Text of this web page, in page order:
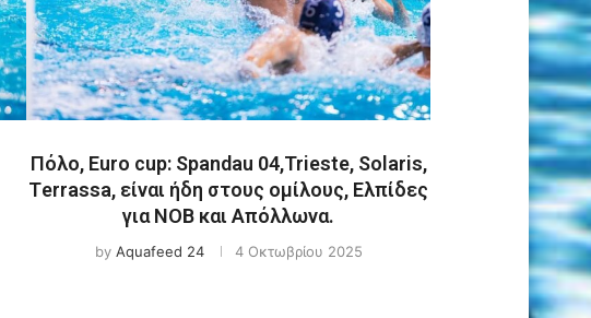
Πόλο, Euro cup: Spandau 04,Trieste, Solaris,
Τerrassa, είναι ήδη στους ομίλους, Ελπίδες
για ΝΟΒ και Απόλλωνα.
by Aquafeed 24 4 Οκτωβρίου 2025